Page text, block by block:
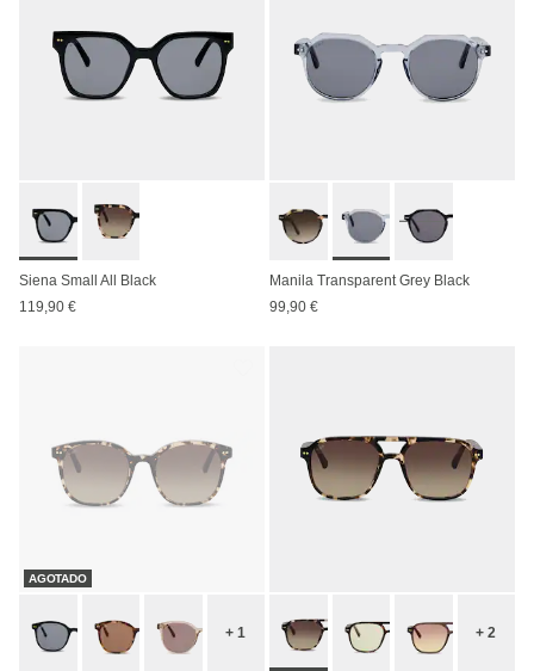
Siena Small All Black
119,90 €
Manila Transparent Grey Black
99,90 €
AGOTADO
+ 1 + 2